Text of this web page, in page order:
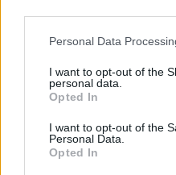
Personal Data
I want to opt-out of the
personal data.
Opted In
I want to opt-out of the
Personal Data.
Opted In